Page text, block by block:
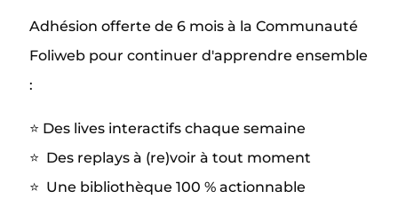
Adhésion offerte de 6 mois à la Communauté
Foliweb pour continuer d'apprendre ensemble
:
⭐️ Des lives interactifs chaque semaine
⭐️ Des replays à (re)voir à tout moment
⭐️ Une bibliothèque 100 % actionnable